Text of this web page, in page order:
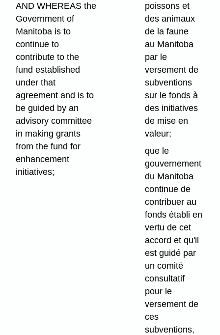
AND WHEREAS the
Government of
Manitoba is to
continue to
contribute to the
fund established
under that
agreement and is to
be guided by an
advisory committee
in making grants
from the fund for
enhancement
initiatives;
poissons et
des animaux
de la faune
au Manitoba
par le
versement de
subventions
sur le fonds à
des initiatives
de mise en
valeur;
que le
gouvernement
du Manitoba
continue de
contribuer au
fonds établi en
vertu de cet
accord et qu'il
est guidé par
un comité
consultatif
pour le
versement de
ces
subventions,